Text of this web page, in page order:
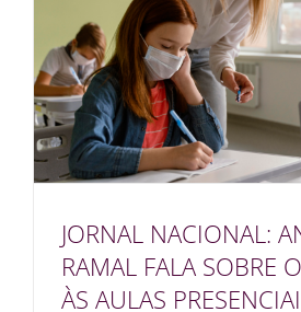
JORNAL NACIONAL:
RAMAL FALA SOBRE
ÀS AULAS